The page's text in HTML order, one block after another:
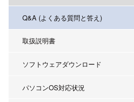
Q&A (よくある質問と答え)
取扱説明書
ソフトウェアダウンロード
パソコンOS対応状況